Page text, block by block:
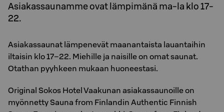
Asiakassaunamme ovat lämpimänä ma-la klo 17-
22.
Asiakassaunat lämpenevät maanantaista lauantaihin
iltaisin klo 17–22. Miehille ja naisille on omat saunat.
Otathan pyyhkeen mukaan huoneestasi.
Original Sokos Hotel Vaakunan asiakassaunoille on
myönnetty Sauna from Finlandin Authentic Finnish